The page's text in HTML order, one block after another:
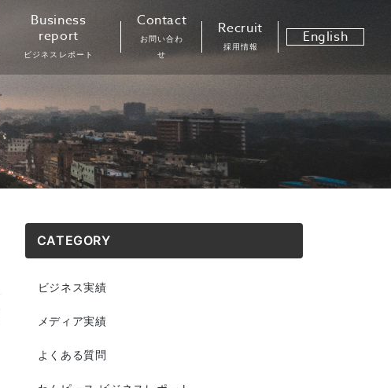
Business
report
ビジネスレポート
Contact
お問い合わ
せ
Recruit
採用情報 English
CATEGORY
ビジネス実績
メディア実績
よくある質問